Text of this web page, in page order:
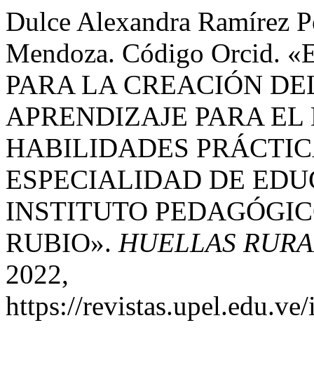
Dulce Alexandra Ramírez
Mendoza. Código Orcid.
PARA LA CREACIÓN
APRENDIZAJE PARA
HABILIDADES
ESPECIALIDAD DE
INSTITUTO
RUBIO». HUELLAS
2022,
https://